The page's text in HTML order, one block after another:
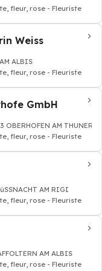
fleur, rose - Fleuriste
Weiss
ALBIS
fleur, rose - Fleuriste
GmbH
AM
fleur, rose - Fleuriste
AM RIGI
fleur, rose - Fleuriste
AM ALBIS
fleur, rose - Fleuriste